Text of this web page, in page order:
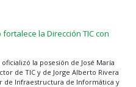
la Dirección TIC con
la posesión de José María
de TIC y de Jorge Alberto Rivera
de Infraestructura de Informática y